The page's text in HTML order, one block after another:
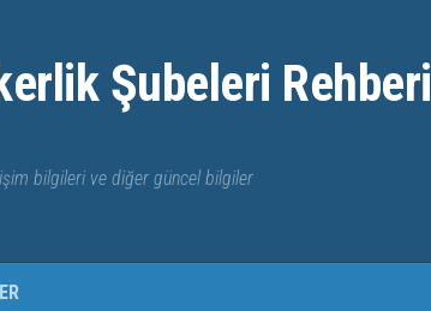
Şubeleri Rehberi
bilgileri ve diğer güncel bilgiler